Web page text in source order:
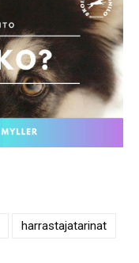
harrastajatarinat